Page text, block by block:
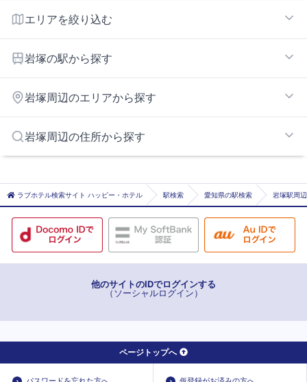
エリアを絞り込む
岩塚の駅から探す
亀島
国際センター
中村公園
名古屋
名鉄名古屋
岩塚周辺のエリアから探す
金山エリア
岩塚周辺の住所から探す
名古屋市名古屋市中区
名古屋市名古屋市中川区
清須市
海部郡大治町
ラブホテル検索サイト ハッピー・ホテル 駅検索 愛知県の駅検索 岩塚駅周
他のサイトのIDでログインする
（ソーシャルログイン）
ページトップへ